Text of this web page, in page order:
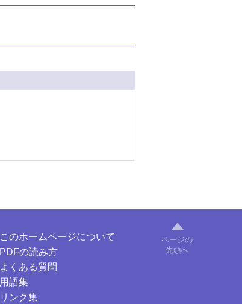
ページの
先頭へ
このホームページについて
PDFの読み方
よくある質問
用語集
リンク集